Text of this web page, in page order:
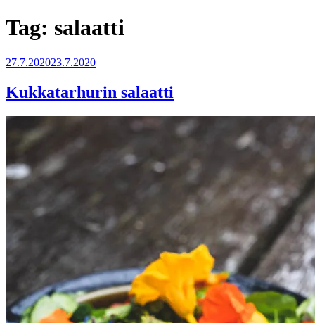
Tag: salaatti
27.7.202023.7.2020
Kukkatarhurin salaatti